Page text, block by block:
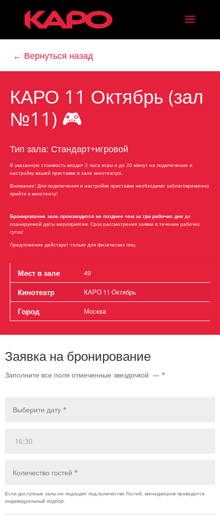
← Вернуться назад
КАРО 11 Октябрь (зал
№11) 🎮
Тип зала: Стандарт+игровой
В указанную стоимость входит 2 часа игры и до 20 минут на подключение и
настройку вашей приставки в зале кинотеатра.
Внимание! Для подключения и настройки приставки необходимо заблаговременно
прийти в кинотеатр!
Бронирование зала производится не позднее чем за три рабочих дня до
планируемой даты мероприятия. Срок рассмотрения заявки в течении рабочих
суток!
Предложение действует только для физических лиц.
Мест в зале 49
Кинотеатр КАРО 11 Октябрь
Город Москва
Заявка на бронирование
Заполните все поля отмеченные звездочкой — *